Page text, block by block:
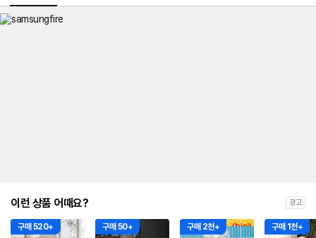
이런 상품 어때요? 광고
구매 520+ 구매 50+ 구매 2천+ 구매 1천+